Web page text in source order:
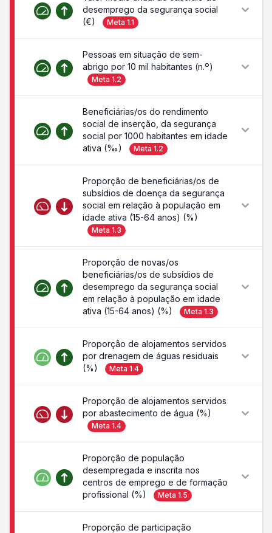
desemprego da segurança social
(€)
Meta 1.1
Pessoas em situação de sem-
abrigo por 10 mil habitantes (n.º)
Meta 1.2
Beneficiárias/os do rendimento
social de inserção, da segurança
social por 1000 habitantes em idade
ativa (‰)
Meta 1.2
Proporção de beneficiárias/os de
subsídios de doença da segurança
social em relação à população em
idade ativa (15-64 anos) (%)
Meta 1.3
Proporção de novas/os
beneficiárias/os de subsídios de
desemprego da segurança social
em relação à população em idade
ativa (15-64 anos) (%)
Meta 1.3
Proporção de alojamentos servidos
por drenagem de águas residuais
(%)
Meta 1.4
Proporção de alojamentos servidos
por abastecimento de água (%)
Meta 1.4
Proporção de população
desempregada e inscrita nos
centros de emprego e de formação
profissional (%)
Meta 1.5
Proporção de participação